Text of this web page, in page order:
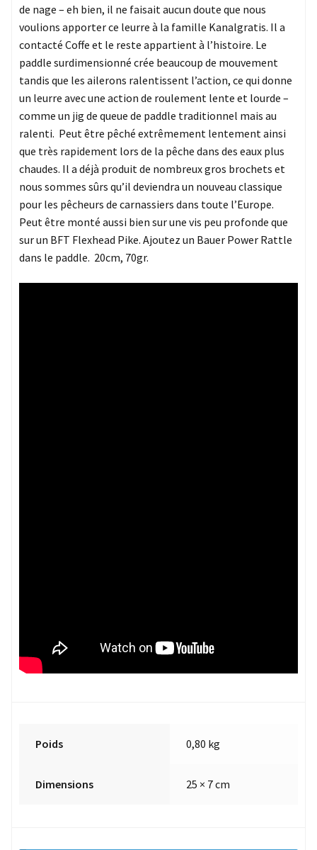
de nage – eh bien, il ne faisait aucun doute que nous
voulions apporter ce leurre à la famille Kanalgratis. Il a
contacté Coffe et le reste appartient à l’histoire. Le
paddle surdimensionné crée beaucoup de mouvement
tandis que les ailerons ralentissent l’action, ce qui donne
un leurre avec une action de roulement lente et lourde –
comme un jig de queue de paddle traditionnel mais au
ralenti. Peut être pêché extrêmement lentement ainsi
que très rapidement lors de la pêche dans des eaux plus
chaudes. Il a déjà produit de nombreux gros brochets et
nous sommes sûrs qu’il deviendra un nouveau classique
pour les pêcheurs de carnassiers dans toute l’Europe.
Peut être monté aussi bien sur une vis peu profonde que
sur un BFT Flexhead Pike. Ajoutez un Bauer Power Rattle
dans le paddle. 20cm, 70gr.
Poids 0,80 kg
Dimensions 25 × 7 cm